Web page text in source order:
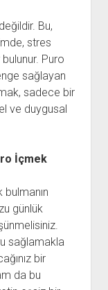
Bu,
stres
Puro
sağlayan
sadece bir
ve duygusal
İçmek
günlük
sağlamakla
bir
da bu